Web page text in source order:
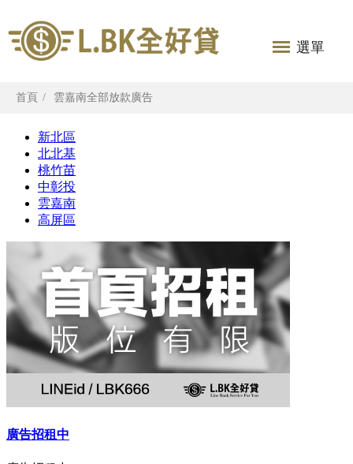
選單
首頁 雲嘉南全部放款廣告